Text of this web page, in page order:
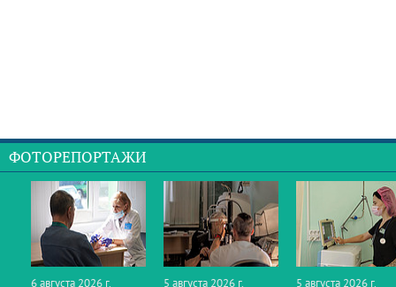
ФОТОРЕПОРТАЖИ
6 августа 2026 г. 5 августа 2026 г. 5 августа 2026 г.